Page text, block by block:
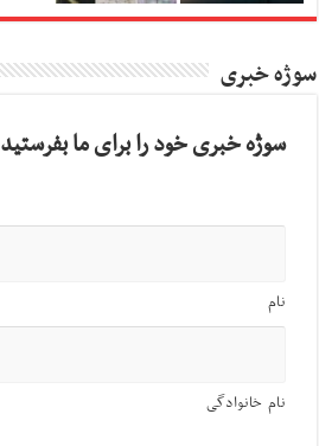
سوژه خبری
سوژه خبری خود را برای ما بفرستید
نام
نام خانوادگی